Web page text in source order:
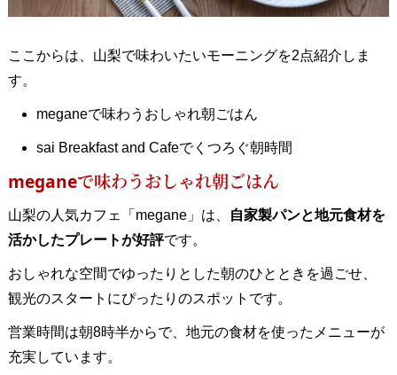
ここからは、山梨で味わいたいモーニングを2点紹介しま
す。
meganeで味わうおしゃれ朝ごはん
sai Breakfast and Cafeでくつろぐ朝時間
meganeで味わうおしゃれ朝ごはん
山梨の人気カフェ「megane」は、
自家製パンと地元食材を
活かしたプレートが好評です。
おしゃれな空間でゆったりとした朝のひとときを過ごせ、
観光のスタートにぴったりのスポットです。
営業時間は朝8時半からで、地元の食材を使ったメニューが
充実しています。